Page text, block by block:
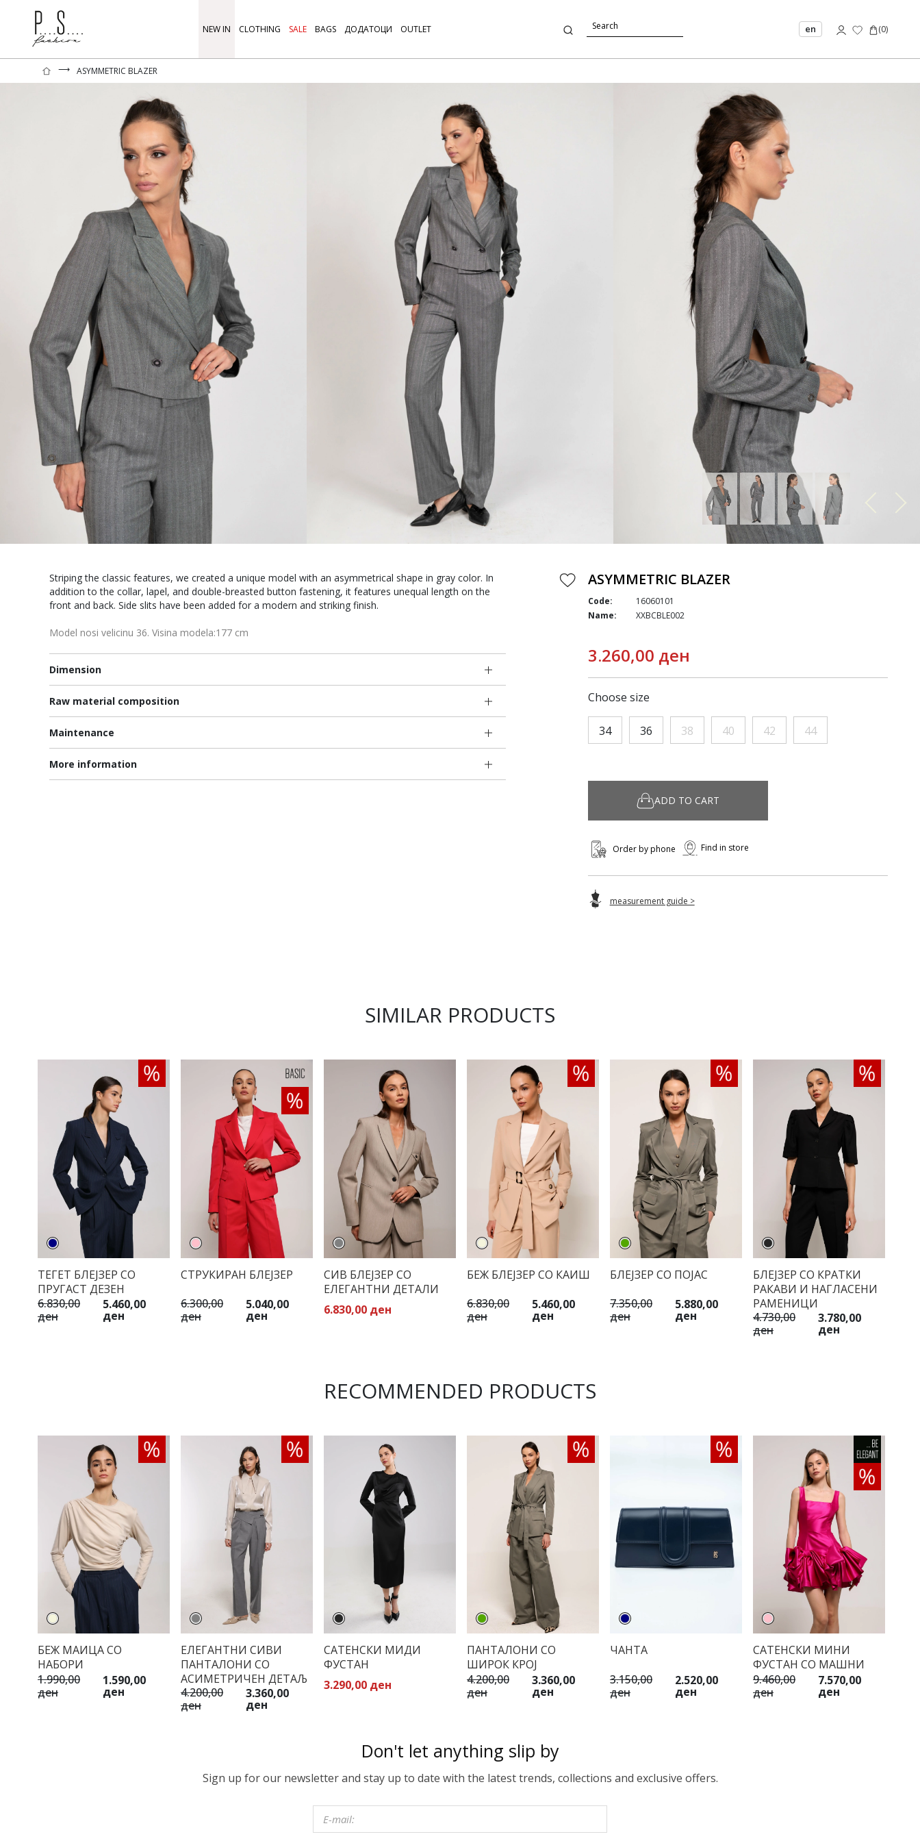
NEW IN CLOTHING SALE BAGS ДОДАТОЦИ OUTLET en (0)
⟶ ASYMMETRIC BLAZER
Striping the classic features, we created a unique model with an asymmetrical shape in gray color. In
addition to the collar, lapel, and double-breasted button fastening, it features unequal length on the
front and back. Side slits have been added for a modern and striking finish.
Model nosi velicinu 36. Visina modela:177 cm
Dimension
Raw material composition
Maintenance
More information
ASYMMETRIC BLAZER
Code:
16060101
Name:
XXBCBLE002
3.260,00 ден
Choose size
34 36 38 40 42 44
ADD TO CART
Order by phone Find in store
measurement guide >
SIMILAR PRODUCTS
ТЕГЕТ БЛЕЈЗЕР СО
ПРУГАСТ ДЕЗЕН
6.830,00
ден
5.460,00
ден
СТРУКИРАН БЛЕЈЗЕР
6.300,00
ден
5.040,00
ден
СИВ БЛЕЈЗЕР СО
ЕЛЕГАНТНИ ДЕТАЛИ
6.830,00 ден
БЕЖ БЛЕЈЗЕР СО КАИШ
6.830,00
ден
5.460,00
ден
БЛЕЈЗЕР СО ПОЈАС
7.350,00
ден
5.880,00
ден
БЛЕЈЗЕР СО КРАТКИ
РАКАВИ И НАГЛАСЕНИ
РАМЕНИЦИ
4.730,00
ден
3.780,00
ден
RECOMMENDED PRODUCTS
БЕЖ МАИЦА СО
НАБОРИ
1.990,00
ден
1.590,00
ден
ЕЛЕГАНТНИ СИВИ
ПАНТАЛОНИ СО
АСИМЕТРИЧЕН ДЕТАЉ
4.200,00
ден
3.360,00
ден
САТЕНСКИ МИДИ
ФУСТАН
3.290,00 ден
ПАНТАЛОНИ СО
ШИРОК КРОЈ
4.200,00
ден
3.360,00
ден
ЧАНТА
3.150,00
ден
2.520,00
ден
САТЕНСКИ МИНИ
ФУСТАН СО МАШНИ
9.460,00
ден
7.570,00
ден
Don't let anything slip by
Sign up for our newsletter and stay up to date with the latest trends, collections and exclusive offers.